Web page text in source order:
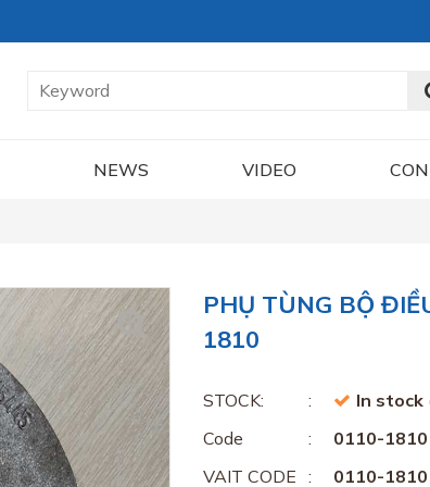
NEWS VIDEO
PHỤ TÙNG BỘ
1810
STOCK: In stock
Code
0110-1810
VAIT CODE
0110-1810